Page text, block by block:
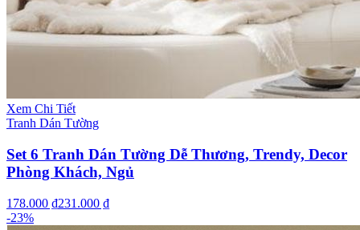
Xem Chi Tiết
Tranh Dán Tường
Set 6 Tranh Dán Tường Dễ Thương, Trendy, Decor
Phòng Khách, Ngủ
178.000 ₫231.000 ₫
-23%